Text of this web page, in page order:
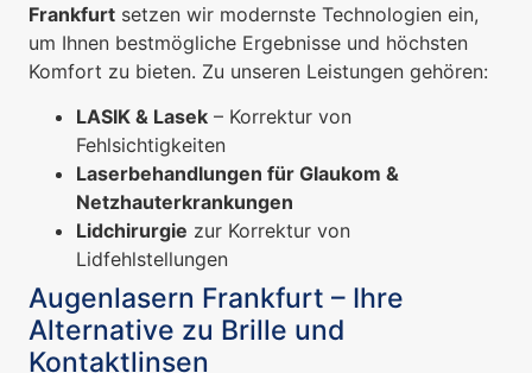
Frankfurt setzen wir modernste Technologien ein,
um Ihnen bestmögliche Ergebnisse und höchsten
Komfort zu bieten. Zu unseren Leistungen gehören:
LASIK & Lasek – Korrektur von
Fehlsichtigkeiten
Laserbehandlungen für Glaukom &
Netzhauterkrankungen
Lidchirurgie zur Korrektur von
Lidfehlstellungen
Augenlasern Frankfurt – Ihre
Alternative zu Brille und
Kontaktlinsen